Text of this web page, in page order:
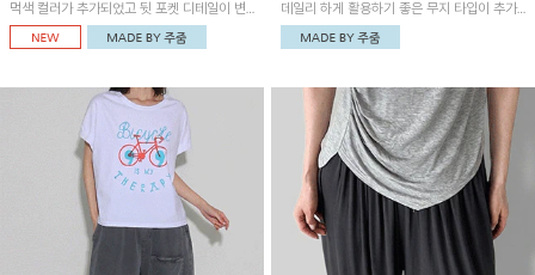
먹색 컬러가 추가되었고 뒷 포켓 디테일이 변
경되었습니다~가볍고 시원하게 착용되는 배
기통팬츠! 허리밴딩과 여유로운 통으로 편안해
데일리 하게 활용하기 좋은 무지 타입이 추가
되었어요~ 볼륨감 있는 항아리핏 실루엣이 유
니크하며 포켓디테일이 POINT!